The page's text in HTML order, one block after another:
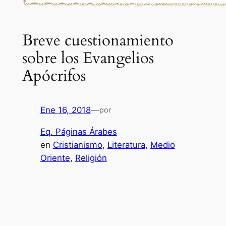
Breve cuestionamiento
sobre los Evangelios
Apócrifos
Ene 16, 2018—por
Eq. Páginas Árabes
en Cristianismo, Literatura, Medio
Oriente, Religión